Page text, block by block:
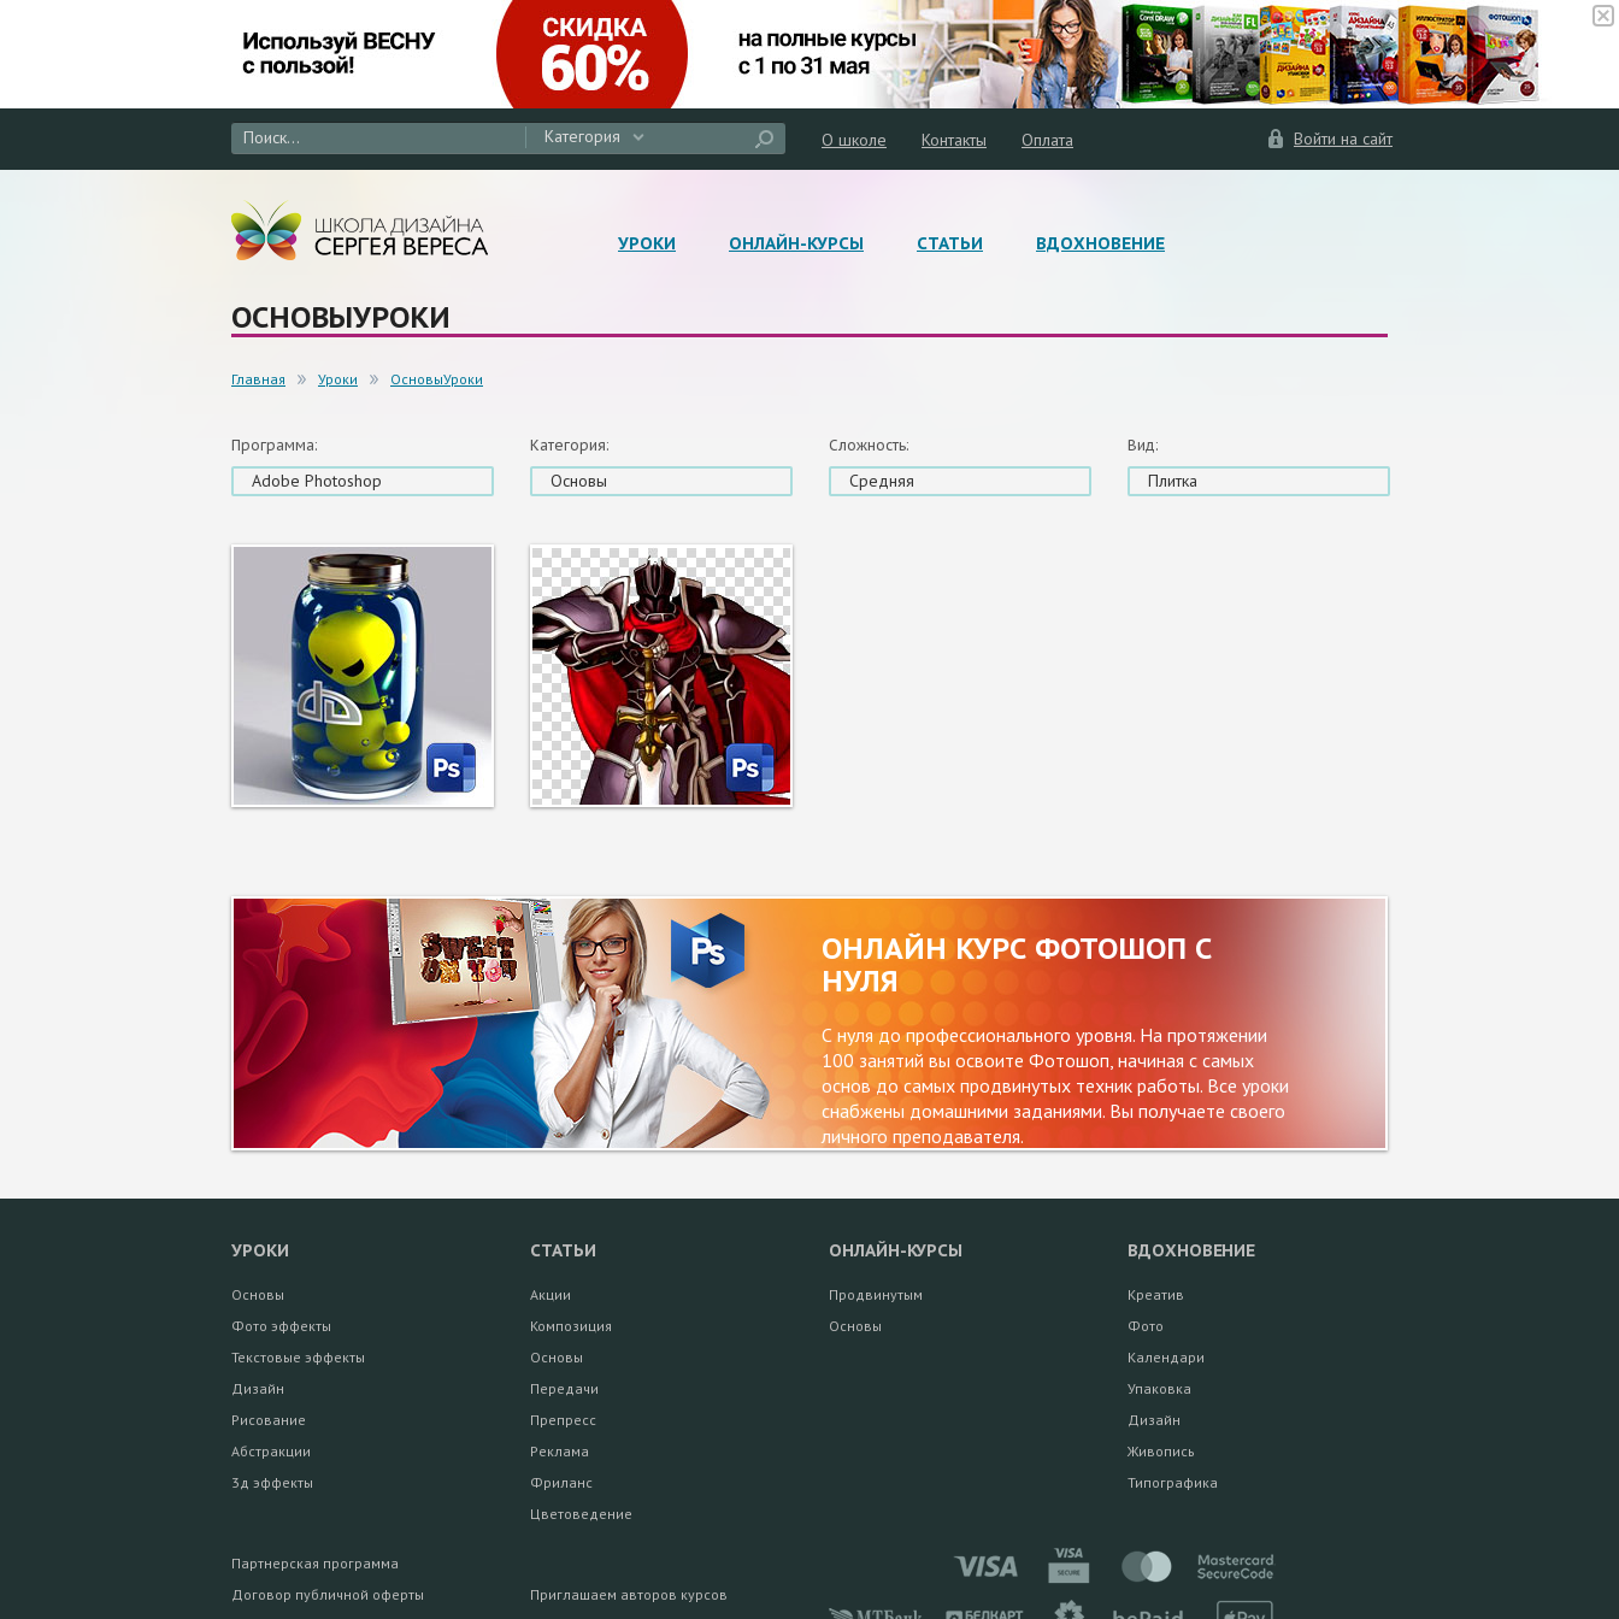
Войти на сайт
Категория О школе Контакты Оплата
УРОКИ ОНЛАЙН-КУРСЫ СТАТЬИ ВДОХНОВЕНИЕ
ОСНОВЫУРОКИ
Главная Уроки ОсновыУроки
Программа:
Adobe Photoshop
Категория:
Основы
Сложность:
Средняя
Вид:
Плитка
ОНЛАЙН КУРС ФОТОШОП С
НУЛЯ
С нуля до профессионального уровня. На протяжении
100 занятий вы освоите Фотошоп, начиная с самых
основ до самых продвинутых техник работы. Все уроки
снабжены домашними заданиями. Вы получаете своего
личного преподавателя.
УРОКИ
Основы
Фото эффекты
Текстовые эффекты
Дизайн
Рисование
Абстракции
3д эффекты
СТАТЬИ
Акции
Композиция
Основы
Передачи
Препресс
Реклама
Фриланс
Цветоведение
ОНЛАЙН-КУРСЫ
Продвинутым
Основы
ВДОХНОВЕНИЕ
Креатив
Фото
Календари
Упаковка
Дизайн
Живопись
Типографика
Партнерская программа
Договор публичной оферты
Приглашаем авторов курсов